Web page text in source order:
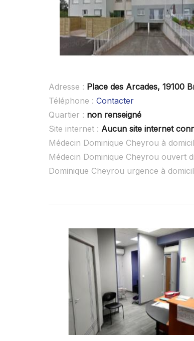
Adresse : Place des Arcades, 19100
Téléphone : Contacter
Quartier : non renseigné
Site internet : Aucun site internet
Médecin Dominique Cheyrou à
Médecin Dominique Cheyrou ouvert
Dominique Cheyrou urgence à